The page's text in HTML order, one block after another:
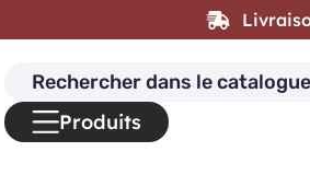
Search
for:
Produits